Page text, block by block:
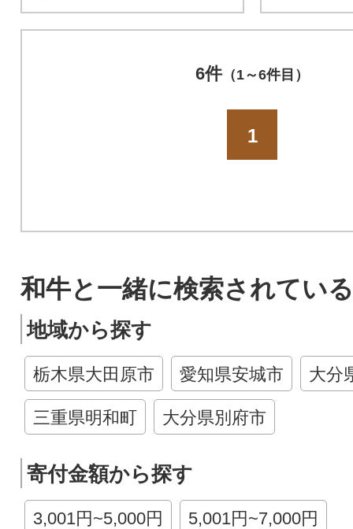
6件（1～6件目）
1
和牛と一緒に検索されてい
地域から探す
栃木県大田原市 愛知県安城市 大分
三重県明和町 大分県別府市
寄付金額から探す
3,001円~5,000円 5,001円~7,000円